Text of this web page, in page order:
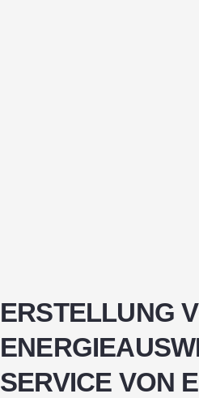
ERSTELLUNG
SERVICE VON